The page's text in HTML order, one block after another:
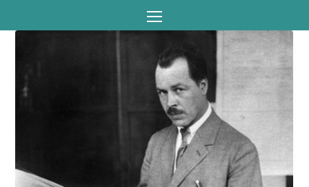
Menu